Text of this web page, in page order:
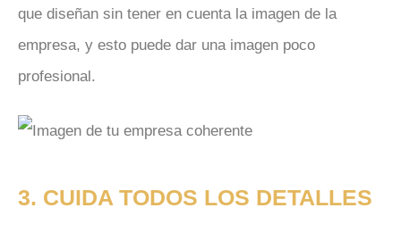
que diseñan sin tener en cuenta la imagen de la
empresa, y esto puede dar una imagen poco
profesional.
3. CUIDA TODOS LOS DETALLES